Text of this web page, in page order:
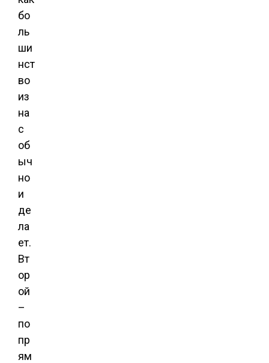
бо
ль
ши
нст
во
из
на
с
об
ыч
но
и
де
ла
ет.
Вт
ор
ой
–
по
пр
ям